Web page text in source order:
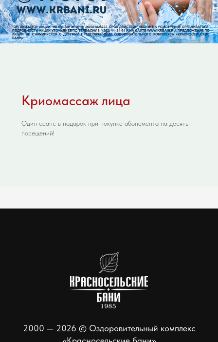
Криомассаж лица
Один сеанс в подарок при покупке абонемента на десять
посещений!
2000 — 2026 © Оздоровительный комплекс